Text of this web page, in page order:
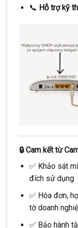
📞 Hỗ trợ kỹ
🔒 Cam kết từ
✅ Khảo sát
đích sử dụng
✅ Hóa đơn,
tờ doanh
✅ Bảo hành